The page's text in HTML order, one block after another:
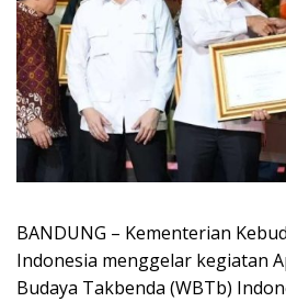
BANDUNG – Kementerian
Indonesia menggelar kegiatan
Budaya Takbenda (WBTb)